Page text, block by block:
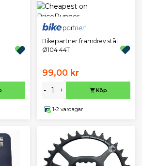
Bikepartner framdrev stål
Ø104 44T
99,00 kr
- + Köp
1-2 vardagar